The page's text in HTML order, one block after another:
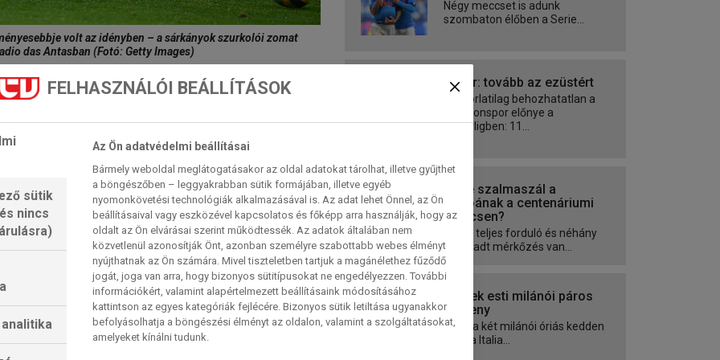
volt az idényben – a sárkányok szurkolói zomat
das Antasban (Fotó: Getty Images)
versenyfutásból legkorábban a lisszaboni
már a listavezető egyetlen pontszerzésével is
egy győzelemnyire van a 31. aranyérme
(38-szoros bajnok) Benfica előtt a
mérkőzésén a 9. helyezett, a sárkányoknál 44
már visszavonhatatlanul első, függetlenül
Nova de Familicaóban.
a helyzet, mint 4000 kilométerrel nyugatabbra.
7 pontos előnyben van a követővel szemben,
fel. A különbség csak annyi, hogy itt üldözött és
más bajnokságban az utolsó három körben – ,
Négy meccset is adunk
szombaton élőben a Serie...
Fener: tovább az ezüstért
Gyakorlatilag behozhatatlan a
Trabzonspor előnye a
Süperligben: 11...
Jut-e szalmaszál a
Genoának a centenáriumi
meccsen?
Kilenc teljes forduló és néhány
elmaradt mérkőzés van...
Péntek esti milánói páros
verseny
Mivel a két milánói óriás kedden
Coppa Italia...
FELHASZNÁLÓI BEÁLLÍTÁSOK
sütik
nincs
Az Ön adatvédelmi beállításai
Bármely weboldal meglátogatásakor az oldal adatokat tárolhat, illetve gyűjthet
a böngészőben – leggyakrabban sütik formájában, illetve egyéb
nyomonkövetési technológiák alkalmazásával is. Az adat lehet Önnel, az Ön
beállításaival vagy eszközével kapcsolatos és főképp arra használják, hogy az
oldalt az Ön elvárásai szerint működtessék. Az adatok általában nem
közvetlenül azonosítják Önt, azonban személyre szabottabb webes élményt
nyújthatnak az Ön számára. Mivel tiszteletben tartjuk a magánélethez fűződő
jogát, joga van arra, hogy bizonyos sütitípusokat ne engedélyezzen. További
információkért, valamint alapértelmezett beállításaink módosításához
kattintson az egyes kategóriák fejlécére. Bizonyos sütik letiltása ugyanakkor
befolyásolhatja a böngészési élményt az oldalon, valamint a szolgáltatásokat,
amelyeket kínálni tudunk.